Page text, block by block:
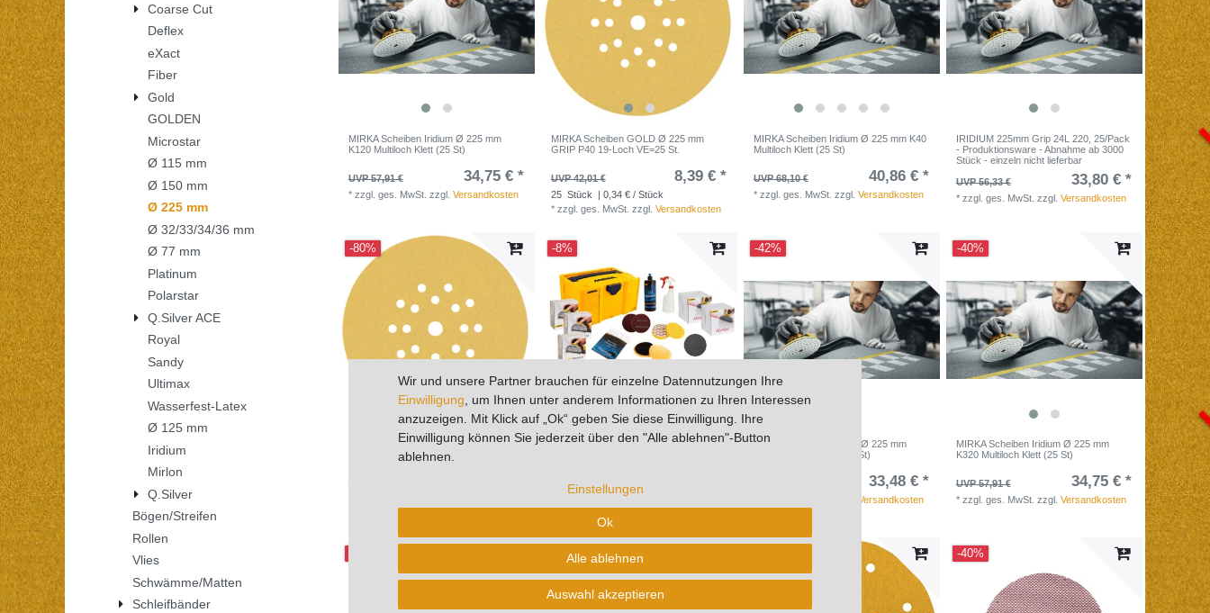
Coarse Cut
Deflex
eXact
Fiber
Gold
GOLDEN
Microstar
Ø 115 mm
Ø 150 mm
Ø 225 mm
Ø 32/33/34/36 mm
Ø 77 mm
Platinum
Polarstar
Q.Silver ACE
Royal
Sandy
Ultimax
Wasserfest-Latex
Ø 125 mm
Iridium
Mirlon
Q.Silver
Bögen/Streifen
Rollen
Vlies
Schwämme/Matten
Schleifbänder
MIRKA Scheiben Iridium Ø 225 mm
K120 Multiloch Klett (25 St)
UVP 57,91 € 34,75 € *
* zzgl. ges. MwSt. zzgl. Versandkosten
MIRKA Scheiben GOLD Ø 225 mm
GRIP P40 19-Loch VE=25 St.
UVP 42,01 € 8,39 € *
25 Stück
| 0,34 € / Stück
* zzgl. ges. MwSt. zzgl. Versandkosten
MIRKA Scheiben Iridium Ø 225 mm K40
Multiloch Klett (25 St)
UVP 68,10 € 40,86 € *
* zzgl. ges. MwSt. zzgl. Versandkosten
IRIDIUM 225mm Grip 24L 220, 25/Pack
- Produktionsware - Abnahme ab 3000
Stück - einzeln nicht lieferbar
UVP 56,33 €
33,80 € *
* zzgl. ges. MwSt. zzgl. Versandkosten
-80%
[Paket] 10 x MIRKA Scheiben GOLD Ø
225 mm GRIP P40 19-Loch VE=25 St.
UVP 336,05 €
-8%
Mineralwerkstoffkoffer 225 mm
UVP 306,77 €
zzgl. ges. MwSt.
-42%
MIRKA Scheiben Iridium Ø 225 mm
K100 Multiloch Klett (25 St)
33,48 € *
Versandkosten
-40%
MIRKA Scheiben Iridium Ø 225 mm
K320 Multiloch Klett (25 St)
UVP 57,91 € 34,75 € *
* zzgl. ges. MwSt. zzgl. Versandkosten
-33% -40%
Wir und unsere Partner brauchen für einzelne Datennutzungen Ihre
Einwilligung , um Ihnen unter anderem Informationen zu Ihren Interessen
anzuzeigen. Mit Klick auf „Ok“ geben Sie diese Einwilligung. Ihre
Einwilligung können Sie jederzeit über den "Alle ablehnen"-Button
ablehnen.
Einstellungen
Ok
Alle ablehnen
Auswahl akzeptieren